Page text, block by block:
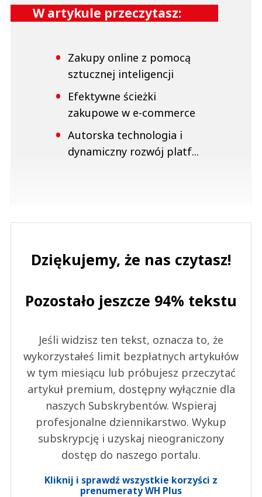
W artykule przeczytasz:
Zakupy online z pomocą
sztucznej inteligencji
Efektywne ścieżki
zakupowe w e-commerce
Autorska technologia i
dynamiczny rozwój platf...
Dziękujemy, że nas czytasz!
Pozostało jeszcze 94% tekstu
Jeśli widzisz ten tekst, oznacza to, że
wykorzystałeś limit bezpłatnych artykułów
w tym miesiącu lub próbujesz przeczytać
artykuł premium, dostępny wyłącznie dla
naszych Subskrybentów. Wspieraj
profesjonalne dziennikarstwo. Wykup
subskrypcję i uzyskaj nieograniczony
dostęp do naszego portalu.
Kliknij i sprawdź wszystkie korzyści z
prenumeraty WH Plus